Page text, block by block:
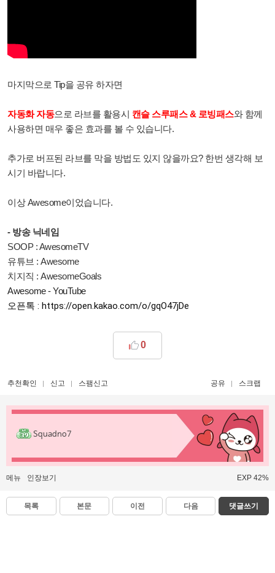
마지막으로 Tip을 공유 하자면
자동화 자동으로 라브를 활용시 캔슬 스루패스 & 로빙패스와 함께
사용하면 매우 좋은 효과를 볼 수 있습니다.
추가로 버프된 라브를 막을 방법도 있지 않을까요? 한번 생각해 보
시기 바랍니다.
이상 Awesome이었습니다.
- 방송 닉네임
SOOP : AwesomeTV
유튜브 : Awesome
치지직 : AwesomeGoals
Awesome - YouTube
오픈톡 : https://open.kakao.com/o/gqO47jDe
0
추천확인 신고 스팸신고 공유 스크랩
Squadno7
메뉴 인장보기 EXP 42%
목록 본문 이전 다음 댓글쓰기